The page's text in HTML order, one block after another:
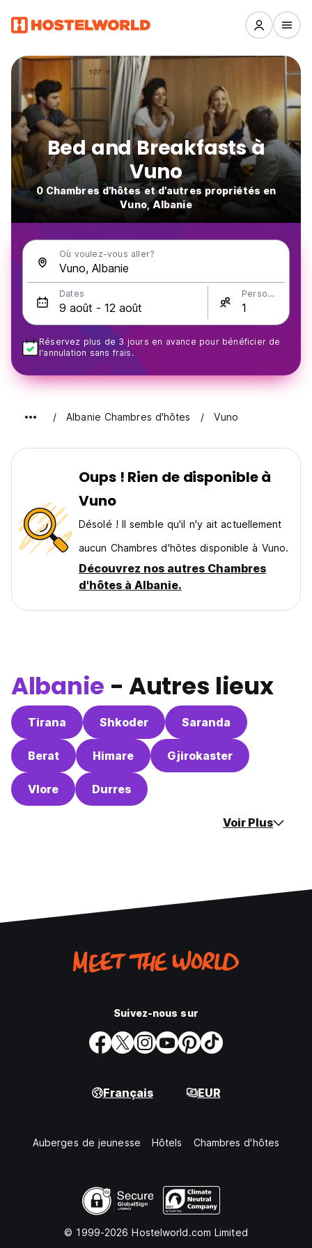
Bed and Breakfasts à
Vuno
0 Chambres d'hôtes et d'autres propriétés en
Vuno, Albanie
Où voulez-vous aller?
Dates Personnes
Réservez plus de 3 jours en avance pour bénéficier de
l'annulation sans frais.
Albanie Chambres d'hôtes Vuno
Oups ! Rien de disponible à
Vuno
Désolé ! Il semble qu'il n'y ait actuellement
aucun Chambres d'hôtes disponible à Vuno.
Découvrez nos autres Chambres
d'hôtes à Albanie.
Albanie - Autres lieux
Tirana Shkoder Saranda
Berat Himare Gjirokaster
Vlore Durres
Voir Plus
Suivez-nous sur
Français EUR
Auberges de jeunesse Hôtels Chambres d'hôtes
© 1999-2026 Hostelworld.com Limited